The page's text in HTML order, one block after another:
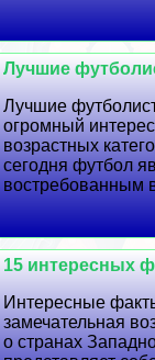
Лучшие
Лучшие
огромный
возрастных
сегодня футбол
востребованным
15 интересных
Интересные
замечательная
о странах